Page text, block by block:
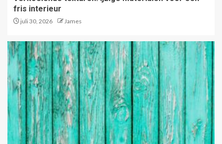
fris interieur
juli 30, 2026 James